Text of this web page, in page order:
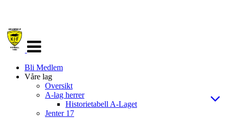
navigasjon
Bli Medlem
Våre lag
Oversikt
A-lag herrer
Historietabell A-Laget
Jenter 17